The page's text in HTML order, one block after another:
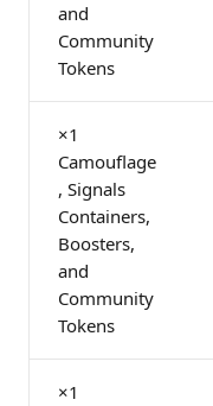
and
Community
Tokens
×1
Camouflage
, Signals
Containers,
Boosters,
and
Community
Tokens
×1